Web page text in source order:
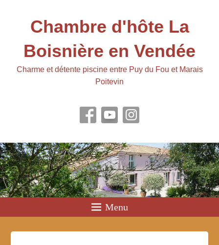
Chambre d'hôte La
Boisnière en Vendée
Charme et détente piscine entre Puy du Fou et Marais
Poitevin
Menu